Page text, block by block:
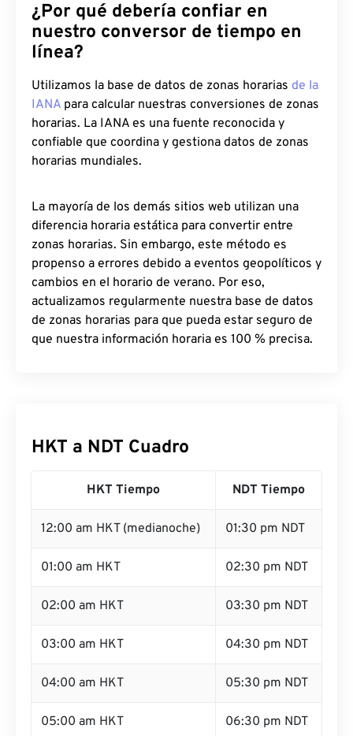
¿Por qué debería confiar en
nuestro conversor de tiempo en
línea?
Utilizamos la base de datos de zonas horarias de la
IANA para calcular nuestras conversiones de zonas
horarias. La IANA es una fuente reconocida y
confiable que coordina y gestiona datos de zonas
horarias mundiales.
La mayoría de los demás sitios web utilizan una
diferencia horaria estática para convertir entre
zonas horarias. Sin embargo, este método es
propenso a errores debido a eventos geopolíticos y
cambios en el horario de verano. Por eso,
actualizamos regularmente nuestra base de datos
de zonas horarias para que pueda estar seguro de
que nuestra información horaria es 100 % precisa.
HKT a NDT Cuadro
HKT Tiempo NDT Tiempo
12:00 am HKT (medianoche) 01:30 pm NDT
01:00 am HKT 02:30 pm NDT
02:00 am HKT 03:30 pm NDT
03:00 am HKT 04:30 pm NDT
04:00 am HKT 05:30 pm NDT
05:00 am HKT 06:30 pm NDT